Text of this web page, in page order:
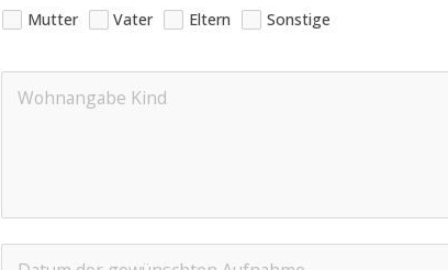
Mutter Vater Eltern Sonstige